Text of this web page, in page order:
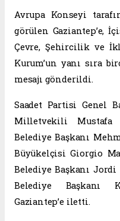
Avrupa Konseyi
görülen Gaziantep’e,
Çevre, Şehircilik ve
Kurum’un yanı sıra
mesajı gönderildi.
Saadet Partisi Genel
Milletvekili Mustafa
Belediye Başkanı
Büyükelçisi Giorgio
Belediye Başkanı
Belediye Başkanı
Gaziantep’e iletti.